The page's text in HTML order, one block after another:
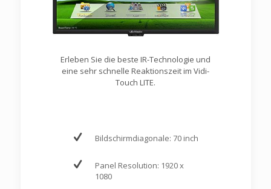
Erleben Sie die beste IR-Technologie und
eine sehr schnelle Reaktionszeit im Vidi-
Touch LITE.
Bildschirmdiagonale: 70 inch
Panel Resolution: 1920 x
1080